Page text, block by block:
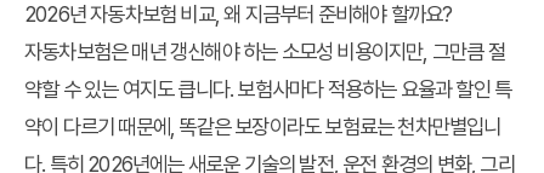
2026년 자동차보험 비교, 왜 지금부터 준비해야 할까요?
자동차보험은 매년 갱신해야 하는 소모성 비용이지만, 그만큼 절
약할 수 있는 여지도 큽니다. 보험사마다 적용하는 요율과 할인 특
약이 다르기 때문에, 똑같은 보장이라도 보험료는 천차만별입니
다. 특히 2026년에는 새로운 기술의 발전, 운전 환경의 변화, 그리